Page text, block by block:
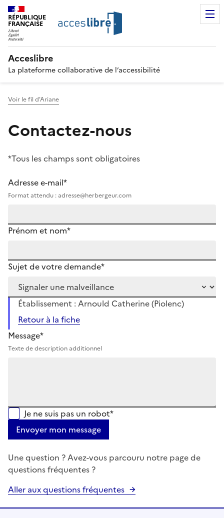
RÉPUBLIQUE
FRANÇAISE
Acceslibre
La plateforme collaborative de l’accessibilité
Voir le fil d'Ariane
Contactez-nous
*Tous les champs sont obligatoires
Adresse e-mail*
Format attendu : adresse@herbergeur.com
Prénom et nom*
Sujet de votre demande*
Établissement : Arnould Catherine (Piolenc)
Retour à la fiche
Message*
Texte de description additionnel
Je ne suis pas un robot*
Envoyer mon message
Une question ? Avez-vous parcouru notre page de
questions fréquentes ?
Aller aux questions fréquentes